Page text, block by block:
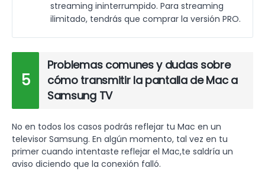
streaming ininterrumpido. Para streaming
ilimitado, tendrás que comprar la versión PRO.
5
Problemas comunes y dudas sobre
cómo transmitir la pantalla de Mac a
Samsung TV
No en todos los casos podrás reflejar tu Mac en un
televisor Samsung. En algún momento, tal vez en tu
primer cuando intentaste reflejar el Mac,te saldría un
aviso diciendo que la conexión falló.